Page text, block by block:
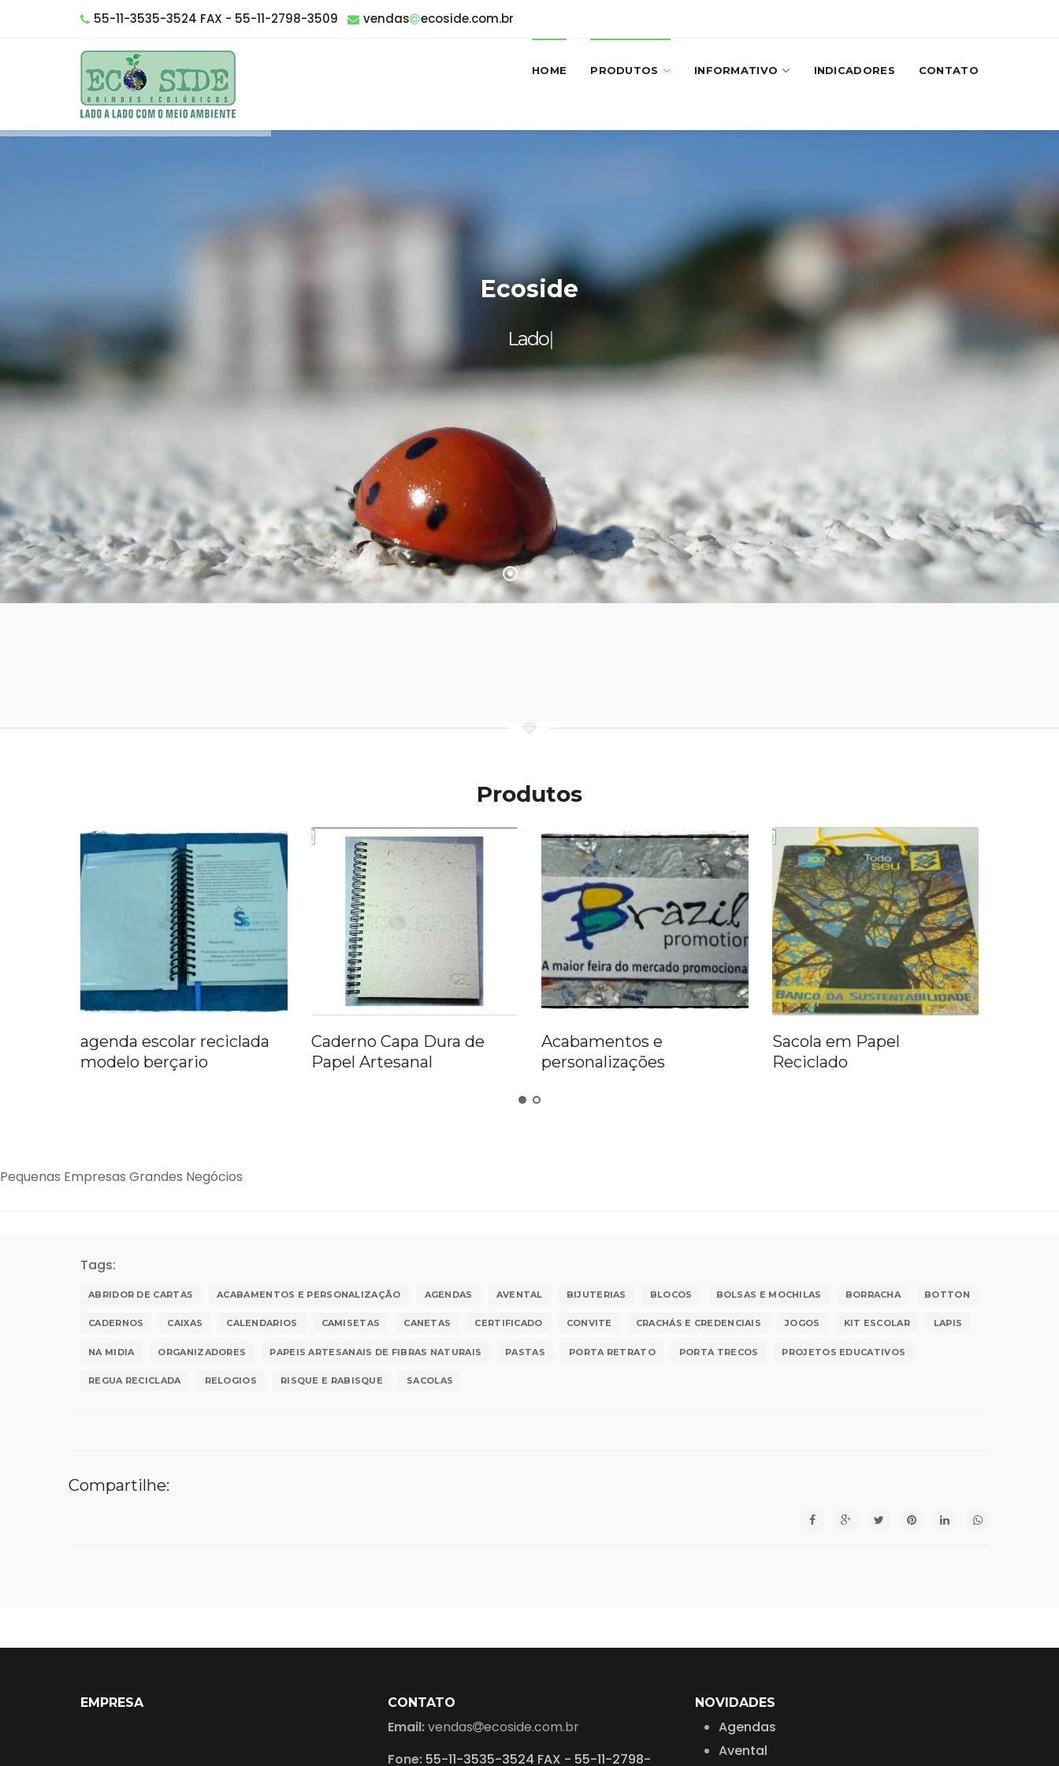
55-11-3535-3524 FAX - 55-11-2798-3509 vendas ecoside.com.br
HOME PRODUTOS INFORMATIVO INDICADORES CONTATO
Ecoside
Lado a lado com o
Produtos
reciclada
Caderno Capa Dura de
Papel Artesanal
Acabamentos e
personalizações
Sacola em Papel
Reciclado
sacola em lona leve de
algodão
Pequenas Empresas Grandes Negócios
Tags:
ABRIDOR DE CARTAS ACABAMENTOS E PERSONALIZAÇÃO AGENDAS AVENTAL BIJUTERIAS BLOCOS BOLSAS E MOCHILAS BORRACHA BOTTON
CADERNOS CAIXAS CALENDARIOS CAMISETAS CANETAS CERTIFICADO CONVITE CRACHÁS E CREDENCIAIS JOGOS KIT ESCOLAR LAPIS
NA MIDIA ORGANIZADORES PAPEIS ARTESANAIS DE FIBRAS NATURAIS PASTAS PORTA RETRATO PORTA TRECOS PROJETOS EDUCATIVOS
REGUA RECICLADA RELOGIOS RISQUE E RABISQUE SACOLAS
Compartilhe:
EMPRESA CONTATO
Email:vendas
ecoside.com.br
Fone: 55-11-3535-3524 FAX - 55-11-2798-
NOVIDADES
Agendas
Avental